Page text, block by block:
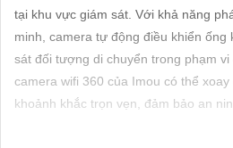
ĐẶT
PHỤ
KIỆN
tại khu vực giám sát. Với khả năng
minh, camera tự động điều khiển ống
sát đối tượng di chuyển trong phạm vi
camera wifi 360 của Imou có thể
khoảnh khắc trọn vẹn, đảm bảo an